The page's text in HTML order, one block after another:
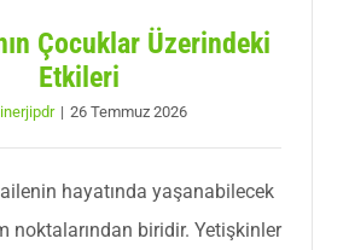
Çocuklar Üzerindeki
Etkileri
| 26 Temmuz 2026
hayatında yaşanabilecek
noktalarından biridir. Yetişkinler